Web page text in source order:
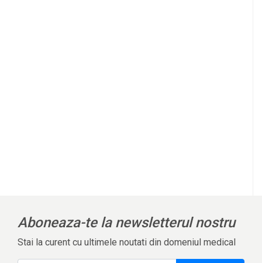
Aboneaza-te la newsletterul nostru
Stai la curent cu ultimele noutati din domeniul medical